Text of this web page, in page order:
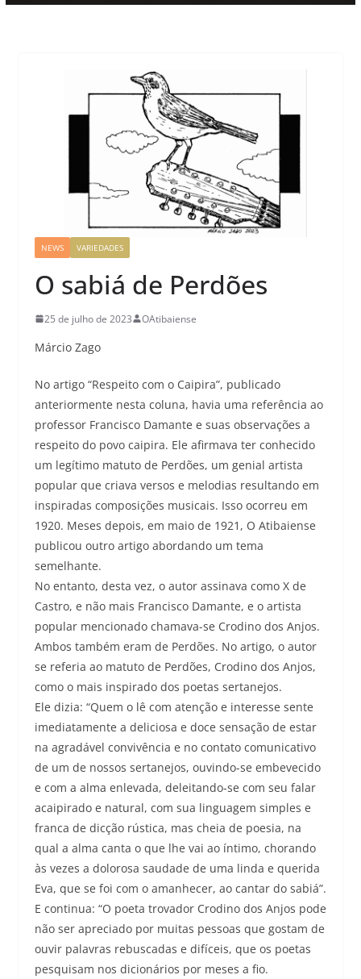
NEWS VARIEDADES
O sabiá de Perdões
25 de julho de 2023 OAtibaiense
Márcio Zago
No artigo “Respeito com o Caipira”, publicado
anteriormente nesta coluna, havia uma referência ao
professor Francisco Damante e suas observações a
respeito do povo caipira. Ele afirmava ter conhecido
um legítimo matuto de Perdões, um genial artista
popular que criava versos e melodias resultando em
inspiradas composições musicais. Isso ocorreu em
1920. Meses depois, em maio de 1921, O Atibaiense
publicou outro artigo abordando um tema
semelhante.
No entanto, desta vez, o autor assinava como X de
Castro, e não mais Francisco Damante, e o artista
popular mencionado chamava-se Crodino dos Anjos.
Ambos também eram de Perdões. No artigo, o autor
se referia ao matuto de Perdões, Crodino dos Anjos,
como o mais inspirado dos poetas sertanejos.
Ele dizia: “Quem o lê com atenção e interesse sente
imediatamente a deliciosa e doce sensação de estar
na agradável convivência e no contato comunicativo
de um de nossos sertanejos, ouvindo-se embevecido
e com a alma enlevada, deleitando-se com seu falar
acaipirado e natural, com sua linguagem simples e
franca de dicção rústica, mas cheia de poesia, na
qual a alma canta o que lhe vai ao íntimo, chorando
às vezes a dolorosa saudade de uma linda e querida
Eva, que se foi com o amanhecer, ao cantar do sabiá”.
E continua: “O poeta trovador Crodino dos Anjos pode
não ser apreciado por muitas pessoas que gostam de
ouvir palavras rebuscadas e difíceis, que os poetas
pesquisam nos dicionários por meses a fio.